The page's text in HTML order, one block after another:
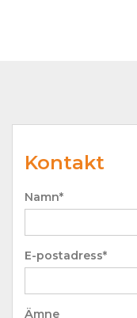
Kontakt
Namn*
E-postadress*
Ämne